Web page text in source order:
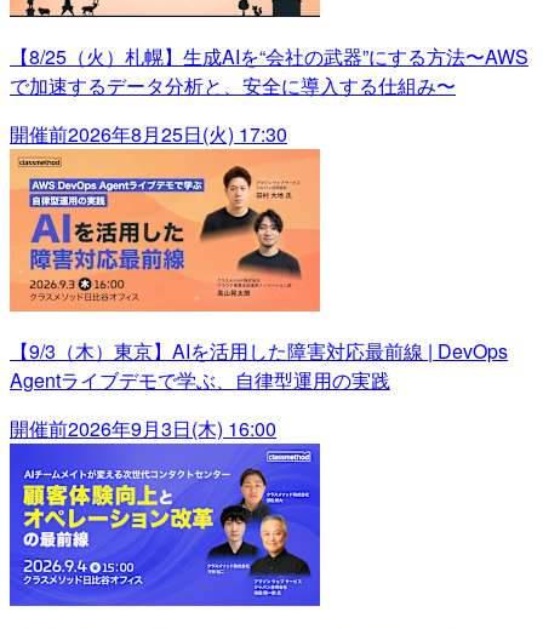
【8/25（火）札幌】生成AIを“会社の武器”にする方法〜AWS
で加速するデータ分析と、安全に導入する仕組み〜
開催前2026年8月25日(火) 17:30
【9/3（木）東京】AIを活用した障害対応最前線 | DevOps
Agentライブデモで学ぶ、自律型運用の実践
開催前2026年9月3日(木) 16:00